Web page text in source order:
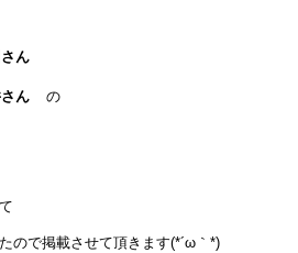
ん
ん の
ので掲載させて頂きます(*´ω｀*)